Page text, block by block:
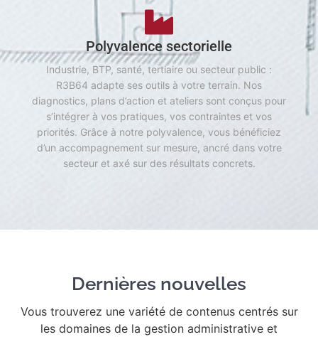
Polyvalence sectorielle
Industrie, BTP, santé, tertiaire ou secteur public :
R3B64 adapte ses outils à votre terrain. Nos
diagnostics, plans d’action et ateliers sont conçus pour
s’intégrer à vos pratiques, vos contraintes et vos
priorités. Grâce à notre polyvalence, vous bénéficiez
d’un accompagnement sur mesure, ancré dans votre
secteur et axé sur des résultats concrets.
Dernières nouvelles
Vous trouverez une variété de contenus centrés sur
les domaines de la gestion administrative et